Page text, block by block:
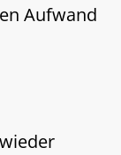
Aufwand